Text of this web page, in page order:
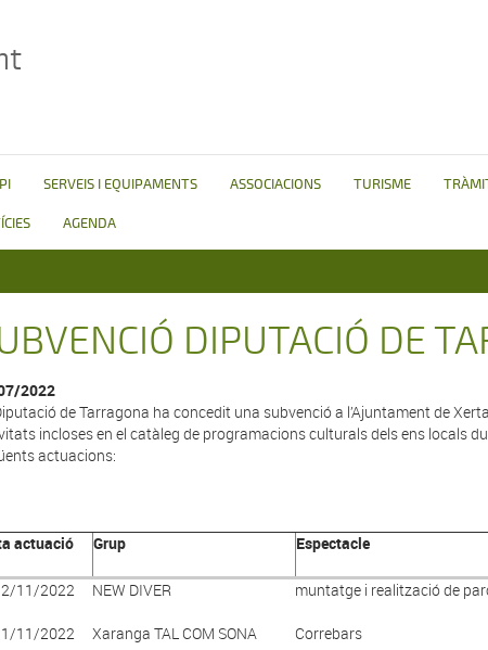
SERVEIS I EQUIPAMENTS ASSOCIACIONS TURISME
AGENDA
DIPUTACIÓ DE
2022
de Tarragona ha concedit una subvenció a l’Ajuntament de
incloses en el catàleg de programacions culturals dels ens locals
actuacions:
actuació Grup Espectacle
11/2022 NEW DIVER muntatge i realització de
11/2022 Xaranga TAL COM SONA Correbars